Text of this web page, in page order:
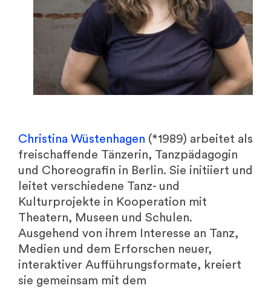
Christina Wüstenhagen (*1989) arbeitet als
freischaffende Tänzerin, Tanzpädagogin
und Choreografin in Berlin. Sie initiiert und
leitet verschiedene Tanz- und
Kulturprojekte in Kooperation mit
Theatern, Museen und Schulen.
Ausgehend von ihrem Interesse an Tanz,
Medien und dem Erforschen neuer,
interaktiver Aufführungsformate, kreiert
sie gemeinsam mit dem